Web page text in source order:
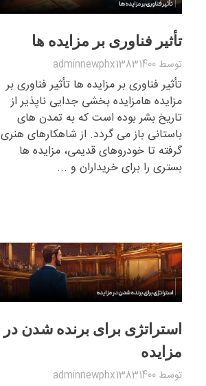
تأثیر فناوری بر مزایده ها
توسط adminnewphx13831400
تأثیر فناوری بر مزایده ها تأثیر فناوری بر
مزایده هامزایده بخشی جدایی ناپذیر از
تاریخ بشر بوده است که به تمدن های
باستانی باز می گردد. از شاهکارهای هنری
گرفته تا خودروهای قدیمی، مزایده ها
بستری را برای خریداران و ...
استراتژی برای برنده شدن در
مزایده
توسط adminnewphx13831400